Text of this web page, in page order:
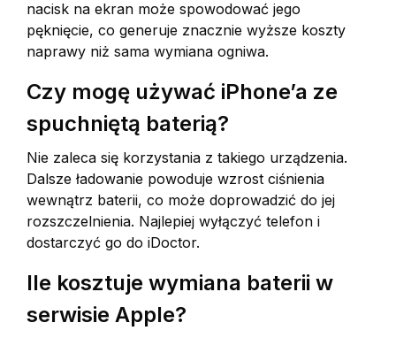
nacisk na ekran może spowodować jego
pęknięcie, co generuje znacznie wyższe koszty
naprawy niż sama wymiana ogniwa.
Czy mogę używać iPhone’a ze
spuchniętą baterią?
Nie zaleca się korzystania z takiego urządzenia.
Dalsze ładowanie powoduje wzrost ciśnienia
wewnątrz baterii, co może doprowadzić do jej
rozszczelnienia. Najlepiej wyłączyć telefon i
dostarczyć go do iDoctor.
Ile kosztuje wymiana baterii w
serwisie Apple?